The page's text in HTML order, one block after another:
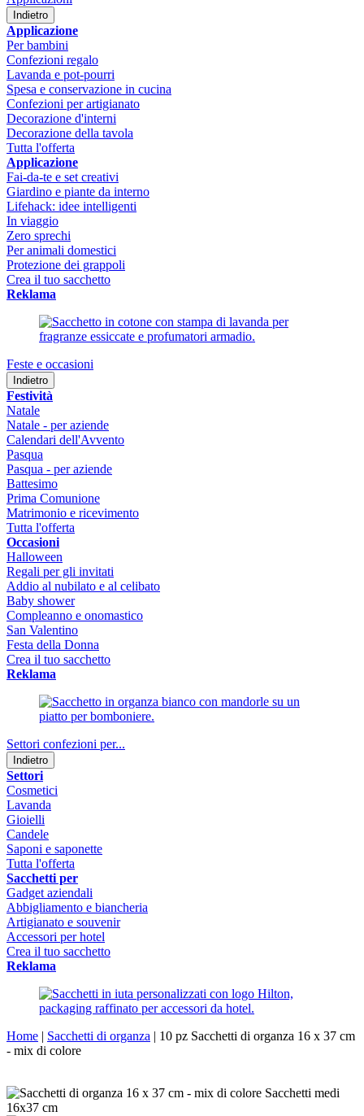
Indietro
Applicazione
Per bambini
Confezioni regalo
Lavanda e pot-pourri
Spesa e conservazione in cucina
Confezioni per artigianato
Decorazione d'interni
Decorazione della tavola
Tutta l'offerta
Applicazione
Fai-da-te e set creativi
Giardino e piante da interno
Lifehack: idee intelligenti
In viaggio
Zero sprechi
Per animali domestici
Protezione dei grappoli
Crea il tuo sacchetto
Reklama
Feste e occasioni
Indietro
Festività
Natale
Natale - per aziende
Calendari dell'Avvento
Pasqua
Pasqua - per aziende
Battesimo
Prima Comunione
Matrimonio e ricevimento
Tutta l'offerta
Occasioni
Halloween
Regali per gli invitati
Addio al nubilato e al celibato
Baby shower
Compleanno e onomastico
San Valentino
Festa della Donna
Crea il tuo sacchetto
Reklama
Settori confezioni per...
Indietro
Settori
Cosmetici
Lavanda
Gioielli
Candele
Saponi e saponette
Tutta l'offerta
Sacchetti per
Gadget aziendali
Abbigliamento e biancheria
Artigianato e souvenir
Accessori per hotel
Crea il tuo sacchetto
Reklama
Home | Sacchetti di organza | 10 pz Sacchetti di organza 16 x 37 cm
- mix di colore